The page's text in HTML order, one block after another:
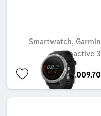
Smartwatch, Garmin
Vivoactive 3
AED 2,009.70